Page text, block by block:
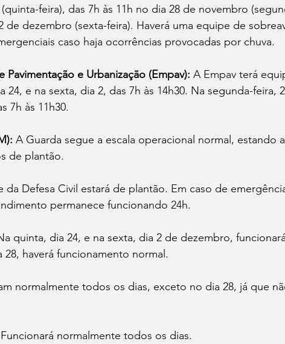
feira), das 7h às 11h no dia 28 de novembro
de dezembro (sexta-feira). Haverá uma equipe de
caso haja ocorrências provocadas por chuva.
Pavimentação e Urbanização (Empav): A Empav terá
24, e na sexta, dia 2, das 7h às 14h30. Na segunda-feira,
7h às 11h30.
A Guarda segue a escala operacional normal, estando
de plantão.
da Defesa Civil estará de plantão. Em caso de
permanece funcionando 24h.
quinta, dia 24, e na sexta, dia 2 de dezembro,
28, haverá funcionamento normal.
normalmente todos os dias, exceto no dia 28, já que
Funcionará normalmente todos os dias.